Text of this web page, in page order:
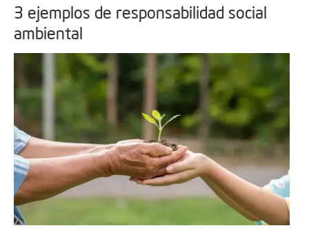
3 ejemplos de responsabilidad social
ambiental